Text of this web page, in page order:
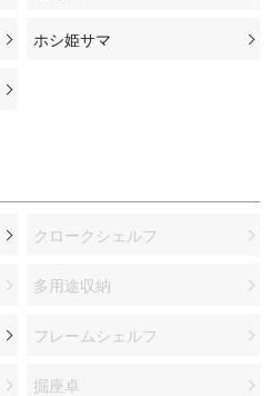
ホシ姫サマ
クロークシェルフ
多用途収納
フレームシェルフ
掘座卓